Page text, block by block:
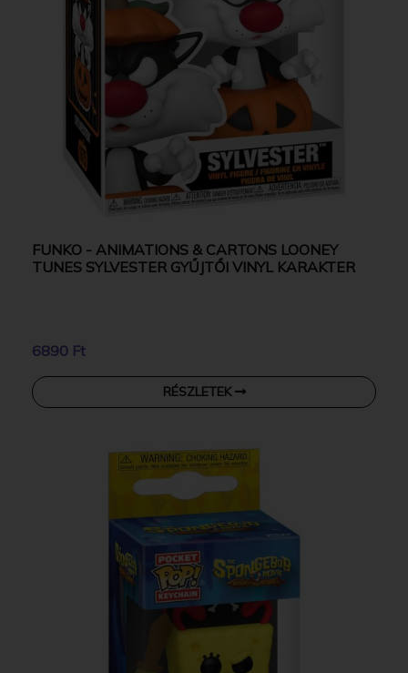
FUNKO - ANIMATIONS & CARTONS LOONEY
TUNES SYLVESTER GYŰJTŐI VINYL KARAKTER
6890 Ft
RÉSZLETEK